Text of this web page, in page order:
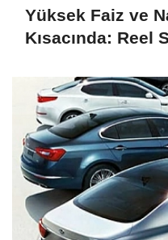
Yüksek Faiz ve
Kısacında: Reel